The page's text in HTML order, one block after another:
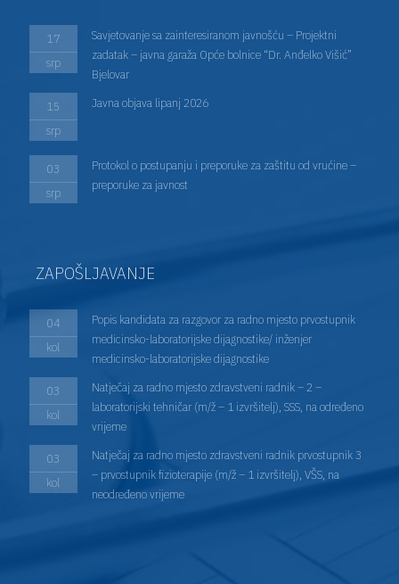
17
srp
Savjetovanje sa zainteresiranom javnošću – Projektni
zadatak – javna garaža Opće bolnice “Dr. Anđelko Višić”
Bjelovar
15
srp
Javna objava lipanj 2026
03
srp
Protokol o postupanju i preporuke za zaštitu od vrućine –
preporuke za javnost
ZAPOŠLJAVANJE
04
kol
Popis kandidata za razgovor za radno mjesto prvostupnik
medicinsko-laboratorijske dijagnostike/ inženjer
medicinsko-laboratorijske dijagnostike
03
kol
Natječaj za radno mjesto zdravstveni radnik – 2 –
laboratorijski tehničar (m/ž – 1 izvršitelj), SSS, na određeno
vrijeme
03
kol
Natječaj za radno mjesto zdravstveni radnik prvostupnik 3
– prvostupnik fizioterapije (m/ž – 1 izvršitelj), VŠS, na
neodređeno vrijeme